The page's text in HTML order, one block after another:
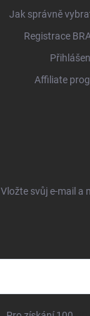
Jak správně
Registrace
Affiliate
Vložte svůj e-mail a